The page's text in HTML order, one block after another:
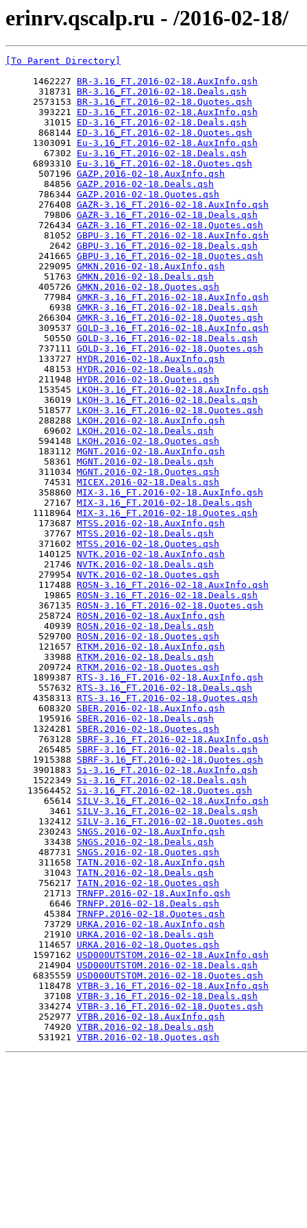
erinrv.qscalp.ru - /2016-02-18/
[To Parent Directory]
     1462227
BR-3.16_FT.2016-02-18.AuxInfo.qsh
      318731
BR-3.16_FT.2016-02-18.Deals.qsh
     2573153
BR-3.16_FT.2016-02-18.Quotes.qsh
      393221
ED-3.16_FT.2016-02-18.AuxInfo.qsh
       31015
ED-3.16_FT.2016-02-18.Deals.qsh
      868144
ED-3.16_FT.2016-02-18.Quotes.qsh
     1303091
Eu-3.16_FT.2016-02-18.AuxInfo.qsh
       67302
Eu-3.16_FT.2016-02-18.Deals.qsh
     6893310
Eu-3.16_FT.2016-02-18.Quotes.qsh
      507196
GAZP.2016-02-18.AuxInfo.qsh
       84856
GAZP.2016-02-18.Deals.qsh
      786344
GAZP.2016-02-18.Quotes.qsh
      276408
GAZR-3.16_FT.2016-02-18.AuxInfo.qsh
       79806
GAZR-3.16_FT.2016-02-18.Deals.qsh
      726434
GAZR-3.16_FT.2016-02-18.Quotes.qsh
       81052
GBPU-3.16_FT.2016-02-18.AuxInfo.qsh
        2642
GBPU-3.16_FT.2016-02-18.Deals.qsh
      241665
GBPU-3.16_FT.2016-02-18.Quotes.qsh
      229095
GMKN.2016-02-18.AuxInfo.qsh
       51763
GMKN.2016-02-18.Deals.qsh
      405726
GMKN.2016-02-18.Quotes.qsh
       77984
GMKR-3.16_FT.2016-02-18.AuxInfo.qsh
        6938
GMKR-3.16_FT.2016-02-18.Deals.qsh
      266304
GMKR-3.16_FT.2016-02-18.Quotes.qsh
      309537
GOLD-3.16_FT.2016-02-18.AuxInfo.qsh
       50550
GOLD-3.16_FT.2016-02-18.Deals.qsh
      737111
GOLD-3.16_FT.2016-02-18.Quotes.qsh
      133727
HYDR.2016-02-18.AuxInfo.qsh
       48153
HYDR.2016-02-18.Deals.qsh
      211948
HYDR.2016-02-18.Quotes.qsh
      153545
LKOH-3.16_FT.2016-02-18.AuxInfo.qsh
       36019
LKOH-3.16_FT.2016-02-18.Deals.qsh
      518577
LKOH-3.16_FT.2016-02-18.Quotes.qsh
      288288
LKOH.2016-02-18.AuxInfo.qsh
       69602
LKOH.2016-02-18.Deals.qsh
      594148
LKOH.2016-02-18.Quotes.qsh
      183112
MGNT.2016-02-18.AuxInfo.qsh
       58361
MGNT.2016-02-18.Deals.qsh
      311034
MGNT.2016-02-18.Quotes.qsh
       74531
MICEX.2016-02-18.Deals.qsh
      358860
MIX-3.16_FT.2016-02-18.AuxInfo.qsh
       27167
MIX-3.16_FT.2016-02-18.Deals.qsh
     1118964
MIX-3.16_FT.2016-02-18.Quotes.qsh
      173687
MTSS.2016-02-18.AuxInfo.qsh
       37767
MTSS.2016-02-18.Deals.qsh
      371602
MTSS.2016-02-18.Quotes.qsh
      140125
NVTK.2016-02-18.AuxInfo.qsh
       21746
NVTK.2016-02-18.Deals.qsh
      279954
NVTK.2016-02-18.Quotes.qsh
      117488
ROSN-3.16_FT.2016-02-18.AuxInfo.qsh
       19865
ROSN-3.16_FT.2016-02-18.Deals.qsh
      367135
ROSN-3.16_FT.2016-02-18.Quotes.qsh
      258724
ROSN.2016-02-18.AuxInfo.qsh
       40939
ROSN.2016-02-18.Deals.qsh
      529700
ROSN.2016-02-18.Quotes.qsh
      121657
RTKM.2016-02-18.AuxInfo.qsh
       33988
RTKM.2016-02-18.Deals.qsh
      209724
RTKM.2016-02-18.Quotes.qsh
     1899387
RTS-3.16_FT.2016-02-18.AuxInfo.qsh
      557632
RTS-3.16_FT.2016-02-18.Deals.qsh
     4358313
RTS-3.16_FT.2016-02-18.Quotes.qsh
      608320
SBER.2016-02-18.AuxInfo.qsh
      195916
SBER.2016-02-18.Deals.qsh
     1324281
SBER.2016-02-18.Quotes.qsh
      763128
SBRF-3.16_FT.2016-02-18.AuxInfo.qsh
      265485
SBRF-3.16_FT.2016-02-18.Deals.qsh
     1915388
SBRF-3.16_FT.2016-02-18.Quotes.qsh
     3901883
Si-3.16_FT.2016-02-18.AuxInfo.qsh
     1522349
Si-3.16_FT.2016-02-18.Deals.qsh
    13564452
Si-3.16_FT.2016-02-18.Quotes.qsh
       65614
SILV-3.16_FT.2016-02-18.AuxInfo.qsh
        3461
SILV-3.16_FT.2016-02-18.Deals.qsh
      132412
SILV-3.16_FT.2016-02-18.Quotes.qsh
      230243
SNGS.2016-02-18.AuxInfo.qsh
       33438
SNGS.2016-02-18.Deals.qsh
      487731
SNGS.2016-02-18.Quotes.qsh
      311658
TATN.2016-02-18.AuxInfo.qsh
       31043
TATN.2016-02-18.Deals.qsh
      756217
TATN.2016-02-18.Quotes.qsh
       21713
TRNFP.2016-02-18.AuxInfo.qsh
        6646
TRNFP.2016-02-18.Deals.qsh
       45384
TRNFP.2016-02-18.Quotes.qsh
       73729
URKA.2016-02-18.AuxInfo.qsh
       21910
URKA.2016-02-18.Deals.qsh
      114657
URKA.2016-02-18.Quotes.qsh
     1597162
USD000UTSTOM.2016-02-18.AuxInfo.qsh
      214904
USD000UTSTOM.2016-02-18.Deals.qsh
     6835559
USD000UTSTOM.2016-02-18.Quotes.qsh
      118478
VTBR-3.16_FT.2016-02-18.AuxInfo.qsh
       37108
VTBR-3.16_FT.2016-02-18.Deals.qsh
      334274
VTBR-3.16_FT.2016-02-18.Quotes.qsh
      252977
VTBR.2016-02-18.AuxInfo.qsh
       74920
VTBR.2016-02-18.Deals.qsh
      531921
VTBR.2016-02-18.Quotes.qsh